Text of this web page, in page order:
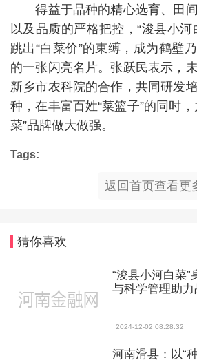
得益于品种的精心选育、田间
以及品质的严格把控，“浚县小
跳出“白菜价”的束缚，成为鹤壁
的一张闪亮名片。张跃民表示，
新乡市农科院的合作，共同研发
种，在丰富百姓“菜篮子”的同时
菜”品牌做大做强。
Tags:
返回首页查看更
猜你喜欢
“浚县小河白菜
与科学管理助力
2024-12-02 08:28:32
河南滑县：以“